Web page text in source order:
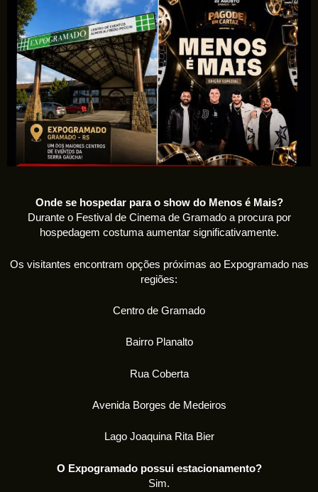
Onde se hospedar para o show do Menos é Mais?
Durante o Festival de Cinema de Gramado a procura por
hospedagem costuma aumentar significativamente.
Os visitantes encontram opções próximas ao Expogramado nas
regiões:
Centro de Gramado
Bairro Planalto
Rua Coberta
Avenida Borges de Medeiros
Lago Joaquina Rita Bier
O Expogramado possui estacionamento?
Sim.